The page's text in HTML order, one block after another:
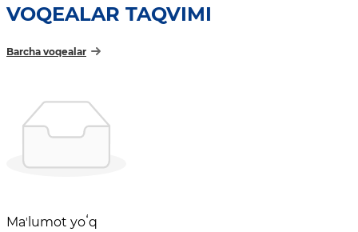
VOQEALAR TAQVIMI
Barcha voqealar
Maʼlumot yoʻq